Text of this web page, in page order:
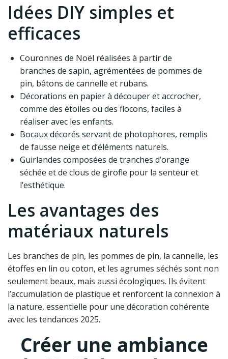
Idées DIY simples et
efficaces
Couronnes de Noël réalisées à partir de
branches de sapin, agrémentées de pommes de
pin, bâtons de cannelle et rubans.
Décorations en papier à découper et accrocher,
comme des étoiles ou des flocons, faciles à
réaliser avec les enfants.
Bocaux décorés servant de photophores, remplis
de fausse neige et d’éléments naturels.
Guirlandes composées de tranches d’orange
séchée et de clous de girofle pour la senteur et
l’esthétique.
Les avantages des
matériaux naturels
Les branches de pin, les pommes de pin, la cannelle, les
étoffes en lin ou coton, et les agrumes séchés sont non
seulement beaux, mais aussi écologiques. Ils évitent
l’accumulation de plastique et renforcent la connexion à
la nature, essentielle pour une décoration cohérente
avec les tendances 2025.
Créer une ambiance